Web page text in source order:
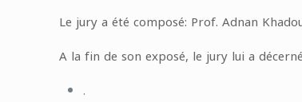
Le jury a été composé: Prof. Adnan
A la fin de son exposé, le jury lui a
.